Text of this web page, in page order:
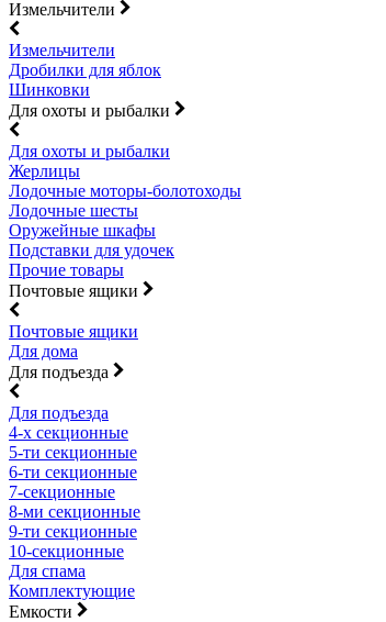
Измельчители
Измельчители
Дробилки для яблок
Шинковки
Для охоты и рыбалки
Для охоты и рыбалки
Жерлицы
Лодочные моторы-болотоходы
Лодочные шесты
Оружейные шкафы
Подставки для удочек
Прочие товары
Почтовые ящики
Почтовые ящики
Для дома
Для подъезда
Для подъезда
4-х секционные
5-ти секционные
6-ти секционные
7-секционные
8-ми секционные
9-ти секционные
10-секционные
Для спама
Комплектующие
Емкости